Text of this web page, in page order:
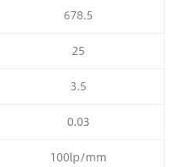
678.5
25
3.5
0.03
100lp/mm